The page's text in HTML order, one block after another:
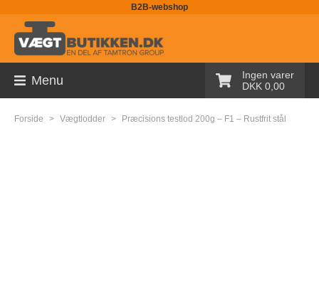
B2B-webshop
Menu
Ingen varer
DKK 0,00
Sortiment
Palleløfter med vægt
Pallevægte
Forside > Vægtlodder > Præcisions testlod 200g – F1 – Rustfrit stål